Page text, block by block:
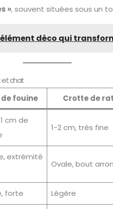
», souvent situées sous un
déco qui
et chat
fouine Crotte de rat
cm de
1-2 cm, très fine
extrémité
Ovale, bout
forte Légère